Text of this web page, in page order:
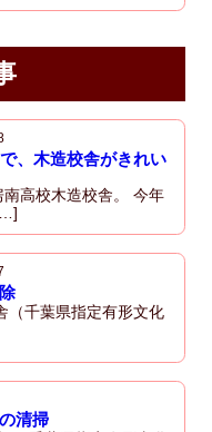
、木造校舎がきれい
高校木造校舎。 今年
（千葉県指定有形文化
清掃